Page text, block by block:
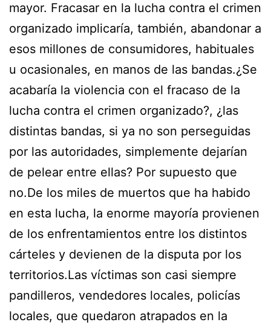
mayor. Fracasar en la lucha contra el crimen
organizado implicaría, también, abandonar a
esos millones de consumidores, habituales
u ocasionales, en manos de las bandas.¿Se
acabaría la violencia con el fracaso de la
lucha contra el crimen organizado?, ¿las
distintas bandas, si ya no son perseguidas
por las autoridades, simplemente dejarían
de pelear entre ellas? Por supuesto que
no.De los miles de muertos que ha habido
en esta lucha, la enorme mayoría provienen
de los enfrentamientos entre los distintos
cárteles y devienen de la disputa por los
territorios.Las víctimas son casi siempre
pandilleros, vendedores locales, policías
locales, que quedaron atrapados en la